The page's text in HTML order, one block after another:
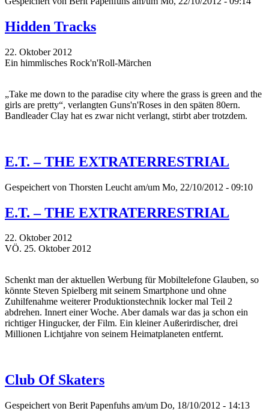
Hidden Tracks
22. Oktober 2012
Ein himmlisches Rock'n'Roll-Märchen
„Take me down to the paradise city where the grass is green and the
girls are pretty“, verlangten Guns'n'Roses in den späten 80ern.
Bandleader Clay hat es zwar nicht verlangt, stirbt aber trotzdem.
E.T. – THE EXTRATERRESTRIAL
Gespeichert von Thorsten Leucht am/um Mo, 22/10/2012 - 09:10
E.T. – THE EXTRATERRESTRIAL
22. Oktober 2012
VÖ. 25. Oktober 2012
Schenkt man der aktuellen Werbung für Mobiltelefone Glauben, so
könnte Steven Spielberg mit seinem Smartphone und ohne
Zuhilfenahme weiterer Produktionstechnik locker mal Teil 2
abdrehen. Innert einer Woche. Aber damals war das ja schon ein
richtiger Hingucker, der Film. Ein kleiner Außerirdischer, drei
Millionen Lichtjahre von seinem Heimatplaneten entfernt.
Club Of Skaters
Gespeichert von Berit Papenfuhs am/um Do, 18/10/2012 - 14:13